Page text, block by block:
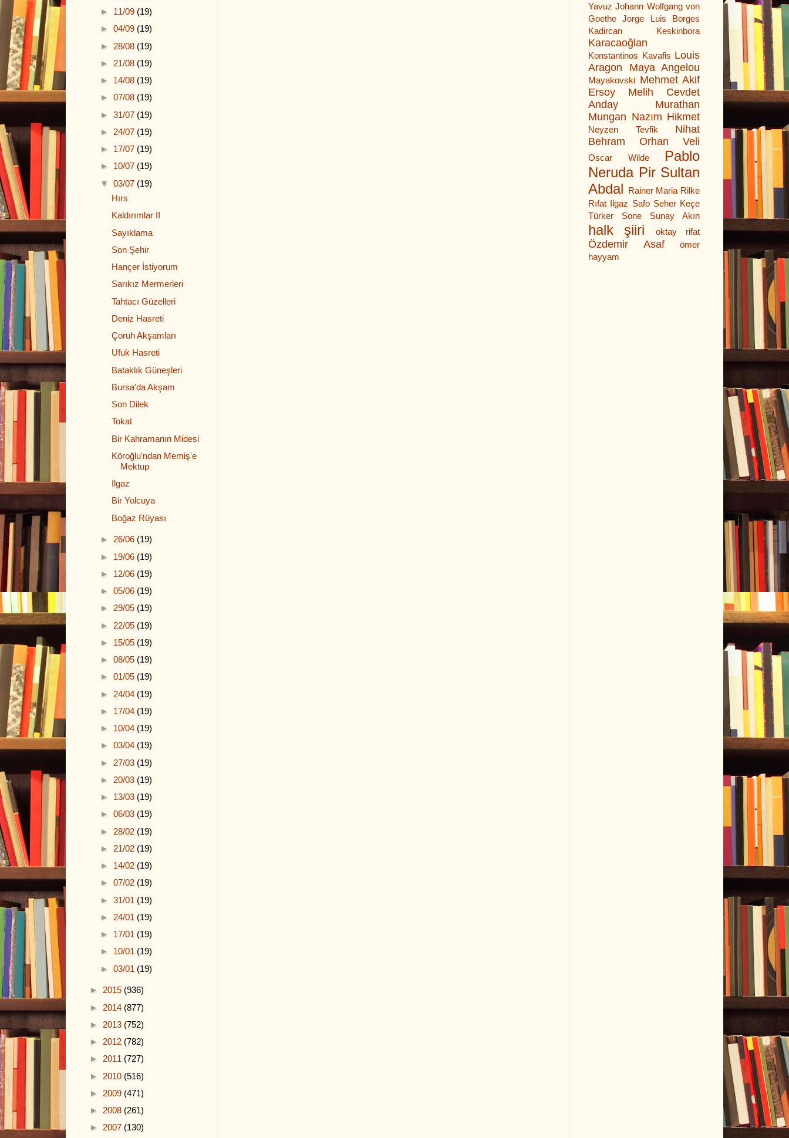
► 11/09 (19)
► 04/09 (19)
► 28/08 (19)
► 21/08 (19)
► 14/08 (19)
► 07/08 (19)
► 31/07 (19)
► 24/07 (19)
► 17/07 (19)
► 10/07 (19)
▼ 03/07 (19)
Hırs
Kaldırımlar II
Sayıklama
Son Şehir
Hançer İstiyorum
Sarıkız Mermerleri
Tahtacı Güzelleri
Deniz Hasreti
Çoruh Akşamları
Ufuk Hasreti
Bataklık Güneşleri
Bursa'da Akşam
Son Dilek
Tokat
Bir Kahramanın Midesi
Köroğlu'ndan Memiş'e
Mektup
Ilgaz
Bir Yolcuya
Boğaz Rüyası
► 26/06 (19)
► 19/06 (19)
► 12/06 (19)
► 05/06 (19)
► 29/05 (19)
► 22/05 (19)
► 15/05 (19)
► 08/05 (19)
► 01/05 (19)
► 24/04 (19)
► 17/04 (19)
► 10/04 (19)
► 03/04 (19)
► 27/03 (19)
► 20/03 (19)
► 13/03 (19)
► 06/03 (19)
► 28/02 (19)
► 21/02 (19)
► 14/02 (19)
► 07/02 (19)
► 31/01 (19)
► 24/01 (19)
► 17/01 (19)
► 10/01 (19)
► 03/01 (19)
► 2015 (936)
► 2014 (877)
► 2013 (752)
► 2012 (782)
► 2011 (727)
► 2010 (516)
► 2009 (471)
► 2008 (261)
► 2007 (130)
Yavuz Johann Wolfgang von
Goethe
Jorge Luis Borges
Kadircan Keskinbora
Karacaoğlan
Konstantinos Kavafis Louis
Aragon
Maya Angelou
Mayakovski Mehmet Akif
Ersoy
Melih Cevdet
Anday
Murathan
Mungan Nazım Hikmet
Neyzen Tevfik
Nihat
Behram
Orhan Veli
Oscar Wilde
Pablo
Neruda Pir Sultan
Abdal Rainer Maria Rilke
Rıfat Ilgaz Safo Seher Keçe
Türker
Sone Sunay Akın
halk şiiri oktay rifat
Özdemir Asaf
ömer
hayyam